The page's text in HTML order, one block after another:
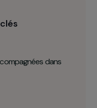
: 50% de sorties
et les mois